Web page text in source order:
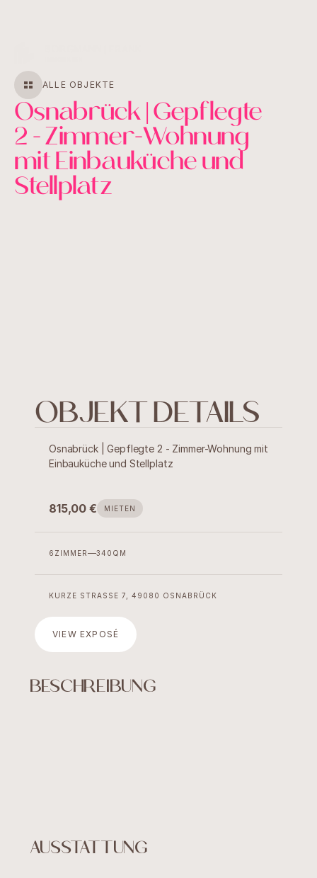
ALLE OBJEKTE
Osnabrück | Gepflegte
2 - Zimmer-Wohnung
mit Einbauküche und
Stellplatz
BESCHREIBUNG
AUSSTATTUNG
OBJEKT DETAILS
Osnabrück | Gepflegte 2 - Zimmer-Wohnung mit
Einbauküche und Stellplatz
815,00 € MIETEN
6 ZIMMER 340 QM
KURZE STRASSE 7, 49080 OSNABRÜCK
VIEW EXPOSÉ
Verwaltung
Projekte
Verkauf
über uns